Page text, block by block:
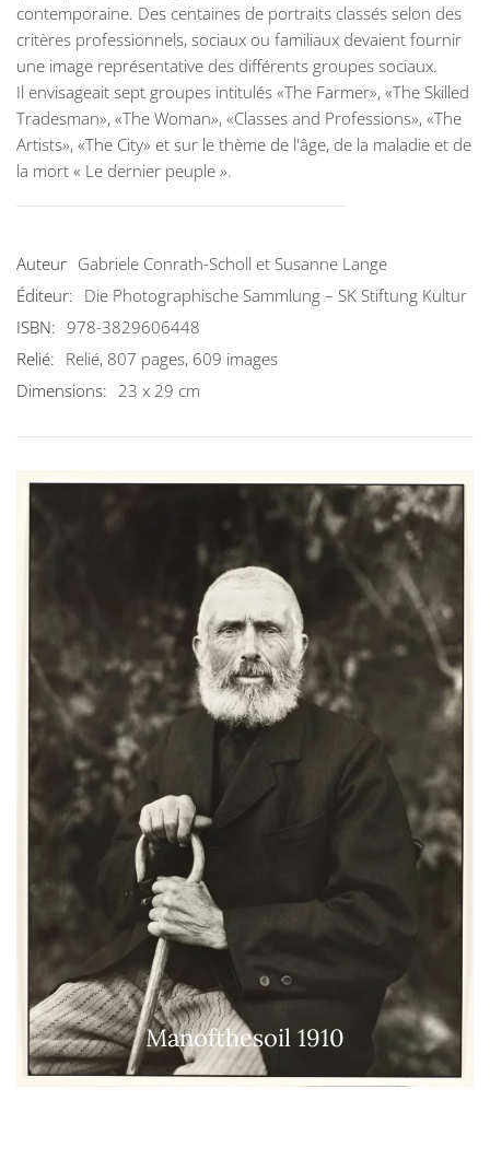
contemporaine. Des centaines de portraits classés selon des
critères professionnels, sociaux ou familiaux devaient fournir
une image représentative des différents groupes sociaux.
Il envisageait sept groupes intitulés «The Farmer», «The Skilled
Tradesman», «The Woman», «Classes and Professions», «The
Artists», «The City» et sur le thème de l'âge, de la maladie et de
la mort « Le dernier peuple ».
Auteur Gabriele Conrath-Scholl et Susanne Lange
Éditeur: Die Photographische Sammlung – SK Stiftung Kultur
ISBN: 978-3829606448
Relié: Relié, 807 pages, 609 images
Dimensions: 23 x 29 cm
Manofthesoil 1910